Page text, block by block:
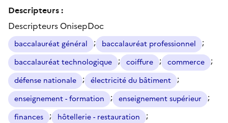
Descripteurs :
Descripteurs OnisepDoc
baccalauréat général ; baccalauréat professionnel ;
baccalauréat technologique ; coiffure ; commerce ;
défense nationale ; électricité du bâtiment ;
enseignement - formation ; enseignement supérieur ;
finances ; hôtellerie - restauration ;